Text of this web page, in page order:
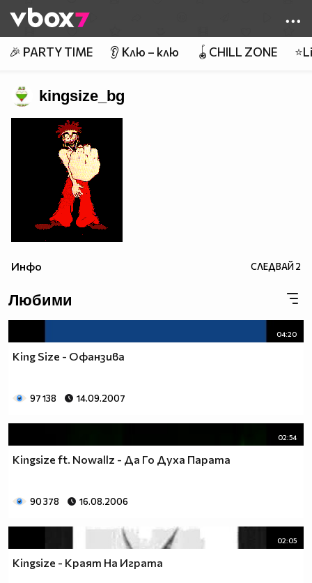
👾
🎉 PARTY TIME 👂 Клю – клю 🪀CHILL ZONE
kingsize_bg
Инфо СЛЕДВАЙ2
Любими
04:20
King Size - Офанзива
97 138 14.09.2007
02:54
Kingsize ft. Nowallz - Да Го Духа Парата
90 378 16.08.2006
02:05
Kingsize - Краят На Играта